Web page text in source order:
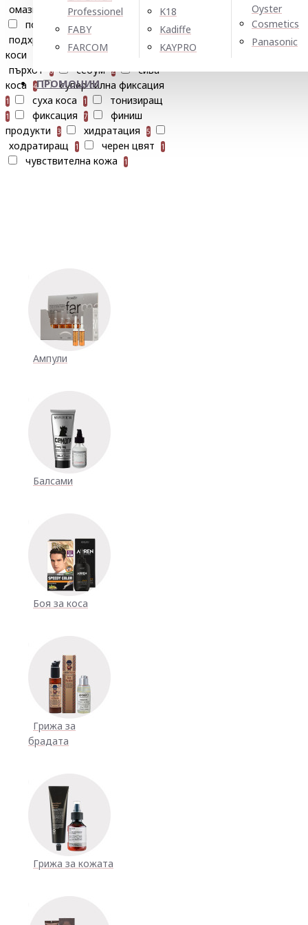
Professionel
FABY
FARCOM
K18
Kadiffe
KAYPRO
Oyster
Cosmetics
Panasonic
ПРОМОЦИИ
омазняване 6 омекотява
подхранва 1
подхранване
коси
почистващ
пърхот 6 себум 2
сива
коса
4 супер силна фиксация
1 суха коса 1 тонизиращ
1 фиксация 7
финиш
продукти
3 хидратация 5
ходратиращ 1 черен цвят 1
чувствителна кожа 1
Ампули
Балсами
Боя за коса
Грижа за
брадата
Грижа за кожата